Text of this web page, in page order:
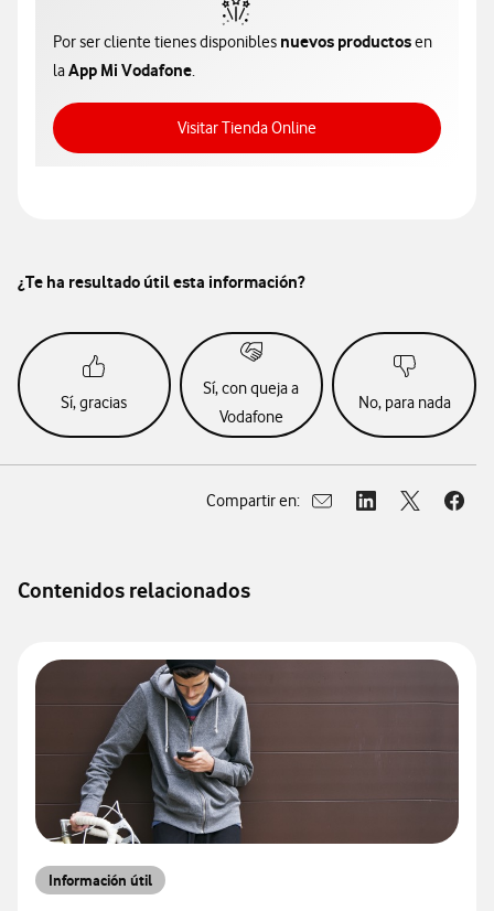
Por ser cliente tienes disponibles nuevos productosen
laApp Mi Vodafone.
Visitar Tienda OnlineAcceso a Tienda Online
¿Te ha resultado útil esta información?
Sí, gracias
Sí, con queja a
Vodafone
No, para nada
Compartir en:
Abrir ventana para
Abrir ventana
Abrir Abrir
Contenidos relacionados
Información útil